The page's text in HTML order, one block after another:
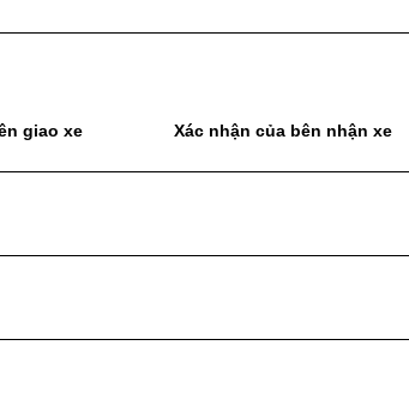
giao xe Xác nhận của bên nhận xe